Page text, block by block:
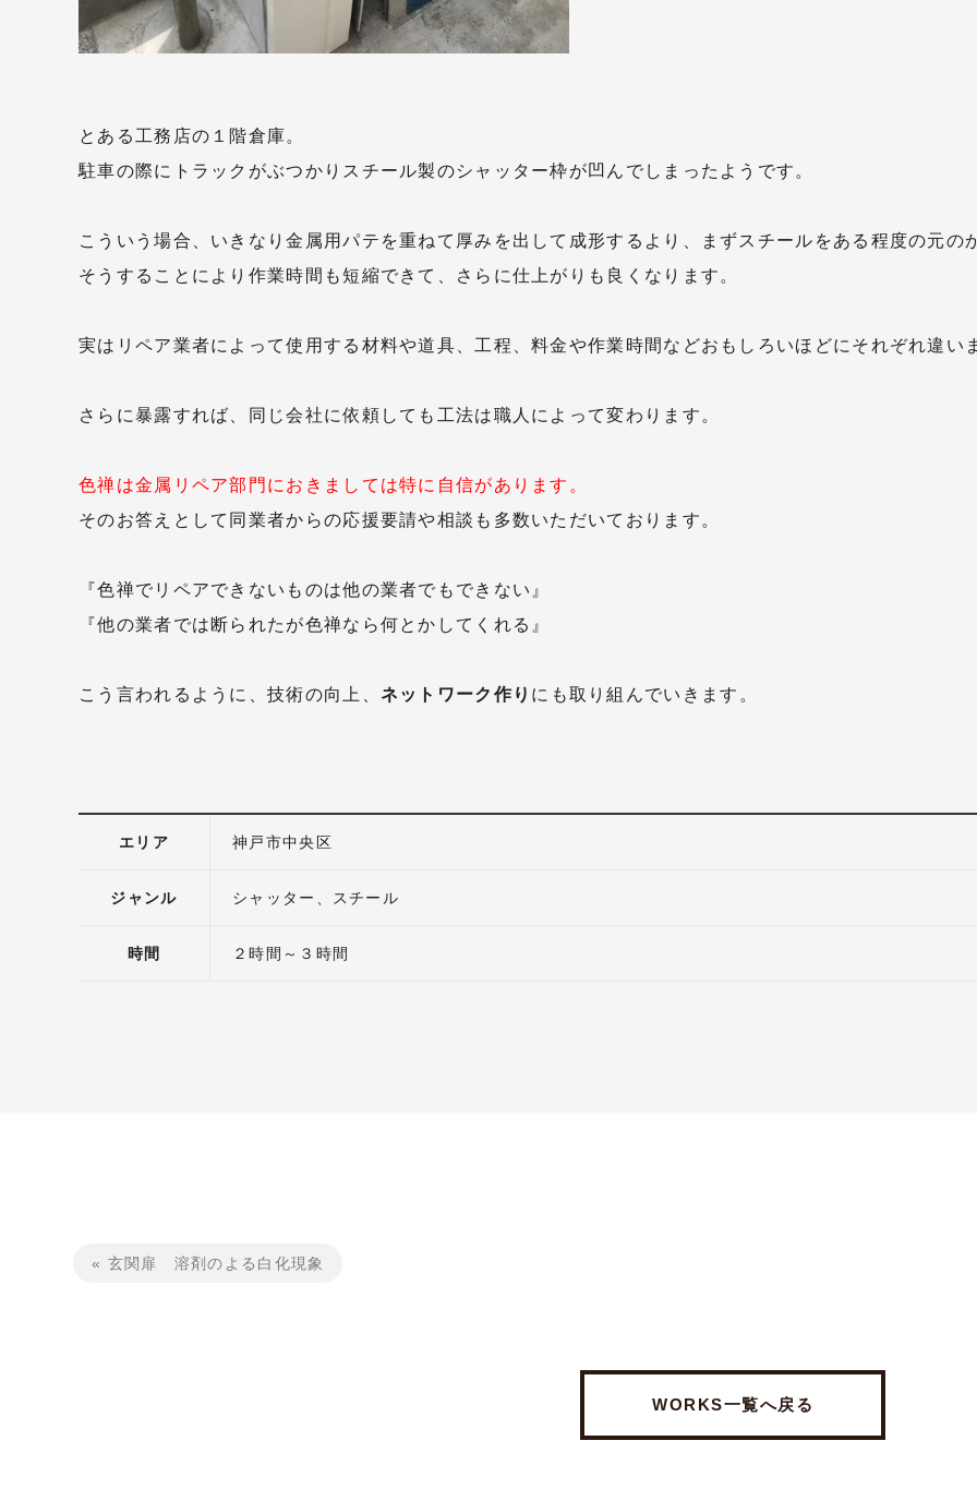
とある工務店の１階倉庫。
駐車の際にトラックがぶつかりスチール製のシャッター枠が凹んでしまったようです。
こういう場合、いきなり金属用パテを重ねて厚みを出して成形するより、まずスチールをある程度の元
そうすることにより作業時間も短縮できて、さらに仕上がりも良くなります。
実はリペア業者によって使用する材料や道具、工程、料金や作業時間などおもしろいほどにそれぞれ違い
さらに暴露すれば、同じ会社に依頼しても工法は職人によって変わります。
色禅は金属リペア部門におきましては特に自信があります。
そのお答えとして同業者からの応援要請や相談も多数いただいております。
『色禅でリペアできないものは他の業者でもできない』
『他の業者では断られたが色禅なら何とかしてくれる』
こう言われるように、技術の向上、 ネットワーク作り にも取り組んでいきます。
エリア 神戸市中央区
ジャンル シャッター スチール
時間 ２時間～３時間
« 玄関扉 溶剤のよる白化現象
WORKS一覧へ戻る